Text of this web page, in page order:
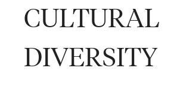
CULTURAL
DIVERSITY